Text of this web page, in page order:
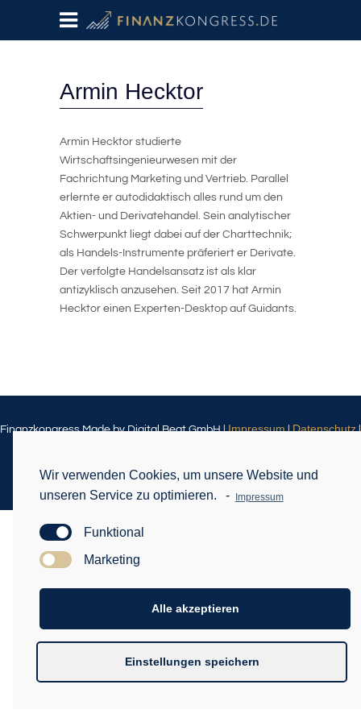
Armin Hecktor
Armin Hecktor studierte
Wirtschaftsingenieurwesen mit der
Fachrichtung Marketing und Vertrieb. Parallel
erlernte er autodidaktisch alles rund um den
Aktien- und Derivatehandel. Sein analytischer
Schwerpunkt liegt dabei auf der Charttechnik;
als Handels-Instrumente präferiert er Derivate.
Der verfolgte Handelsansatz ist als klar
antizyklisch anzusehen. Seit 2017 hat Armin
Hecktor einen Experten-Desktop auf Guidants.
Finanzkongress Made by Digital Beat GmbH |Impressum|Datenschutz|
| Weitere Themen
Wir verwenden Cookies, um unsere Website und
unseren Service zu optimieren.
- Impressum
Funktional
Marketing
Alle akzeptieren
Einstellungen speichern